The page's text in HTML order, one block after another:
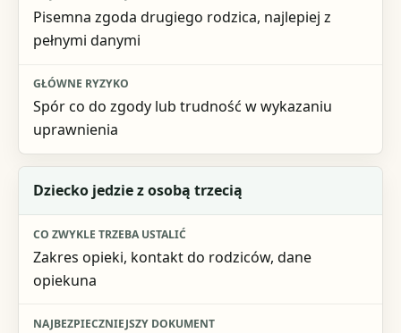
Pisemna zgoda drugiego rodzica, najlepiej z
pełnymi danymi
Spór co do zgody lub trudność w wykazaniu
uprawnienia
Dziecko jedzie z osobą trzecią
Zakres opieki, kontakt do rodziców, dane
opiekuna